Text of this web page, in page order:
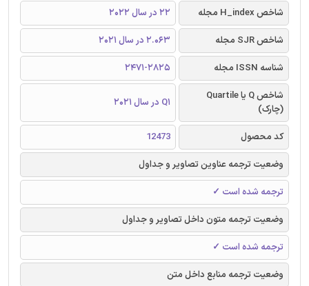
شاخص H_index مجله
22 در سال 2022
شاخص SJR مجله
2.063 در سال 2021
شناسه ISSN مجله
2471-2825
شاخص Q یا Quartile
(چارک)
Q1 در سال 2021
کد محصول
12473
وضعیت ترجمه عناوین تصاویر و جداول
ترجمه شده است ✓
وضعیت ترجمه متون داخل تصاویر و جداول
ترجمه شده است ✓
وضعیت ترجمه منابع داخل متن